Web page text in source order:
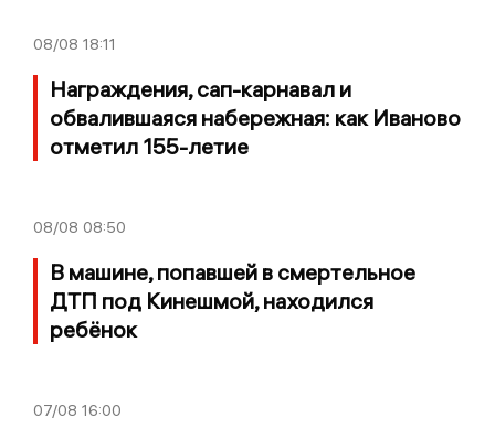
08/08 18:11
Награждения, сап-карнавал и
обвалившаяся набережная: как Иваново
отметил 155-летие
08/08 08:50
В машине, попавшей в смертельное
ДТП под Кинешмой, находился
ребёнок
07/08 16:00